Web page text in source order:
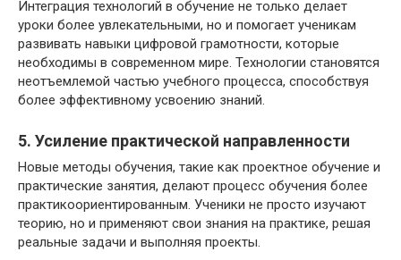
Интеграция технологий в обучение не только делает
уроки более увлекательными, но и помогает ученикам
развивать навыки цифровой грамотности, которые
необходимы в современном мире. Технологии становятся
неотъемлемой частью учебного процесса, способствуя
более эффективному усвоению знаний.
5. Усиление практической направленности
Новые методы обучения, такие как проектное обучение и
практические занятия, делают процесс обучения более
практикоориентированным. Ученики не просто изучают
теорию, но и применяют свои знания на практике, решая
реальные задачи и выполняя проекты.